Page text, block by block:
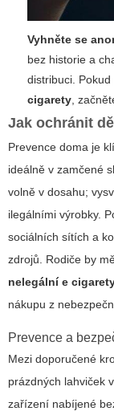
Vyhněte se
bez historie a
distribuci. Pokud
cigarety ,
Jak ochránit
Prevence doma je
ideálně v zamčené
volně v dosahu;
ilegálními výrobky.
sociálních sítích a
zdrojů. Rodiče by
nelegální e
nákupu z
Prevence a
Mezi doporučené
prázdných lahviček
zařízení nabíjené